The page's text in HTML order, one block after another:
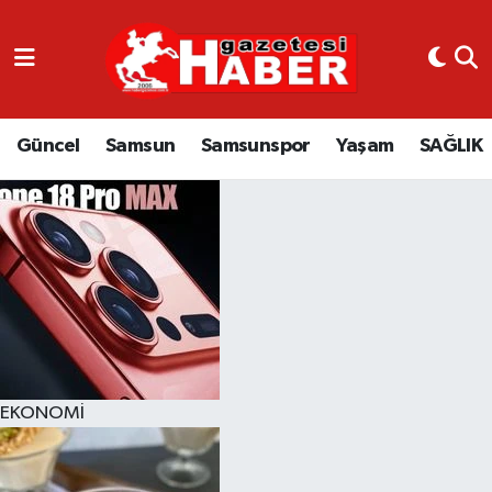
Güncel Samsun Samsunspor Yaşam SAĞLIK
EKONOMİ
GÜNCEL
SAMSUN
SAMSUNSPOR
EKONOMİ
YAŞAM